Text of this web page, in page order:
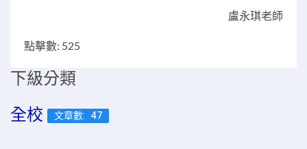
盧永琪老師
點擊數: 525
下級分類
全校
文章數: 47